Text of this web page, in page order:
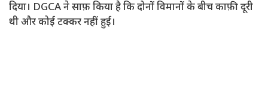
दिया। DGCA ने साफ़ किया है कि दोनों विमानों के बीच काफ़ी दूरी
थी और कोई टक्कर नहीं हुई।